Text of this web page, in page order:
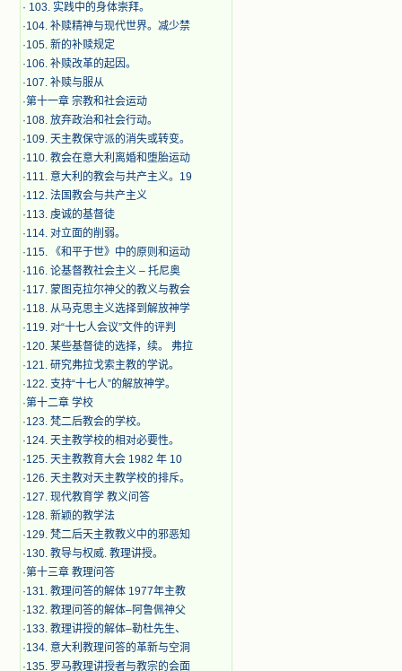
· 103. 实践中的身体崇拜。
·104. 补赎精神与现代世界。减少禁
·105. 新的补赎规定
·106. 补赎改革的起因。
·107. 补赎与服从
·第十一章 宗教和社会运动
·108. 放弃政治和社会行动。
·109. 天主教保守派的消失或转变。
·110. 教会在意大利离婚和堕胎运动
·111. 意大利的教会与共产主义。19
·112. 法国教会与共产主义
·113. 虔诚的基督徒
·114. 对立面的削弱。
·115. 《和平于世》中的原则和运动
·116. 论基督教社会主义 – 托尼奥
·117. 蒙图克拉尔神父的教义与教会
·118. 从马克思主义选择到解放神学
·119. 对“十七人会议”文件的评判
·120. 某些基督徒的选择，续。 弗拉
·121. 研究弗拉戈索主教的学说。
·122. 支持“十七人”的解放神学。
·第十二章 学校
·123. 梵二后教会的学校。
·124. 天主教学校的相对必要性。
·125. 天主教教育大会 1982 年 10
·126. 天主教对天主教学校的排斥。
·127. 现代教育学 教义问答
·128. 新颖的教学法
·129. 梵二后天主教教义中的邪恶知
·130. 教导与权威. 教理讲授。
·第十三章 教理问答
·131. 教理问答的解体 1977年主教
·132. 教理问答的解体–阿鲁佩神父
·133. 教理讲授的解体–勒杜先生、
·134. 意大利教理问答的革新与空洞
·135. 罗马教理讲授者与教宗的会面